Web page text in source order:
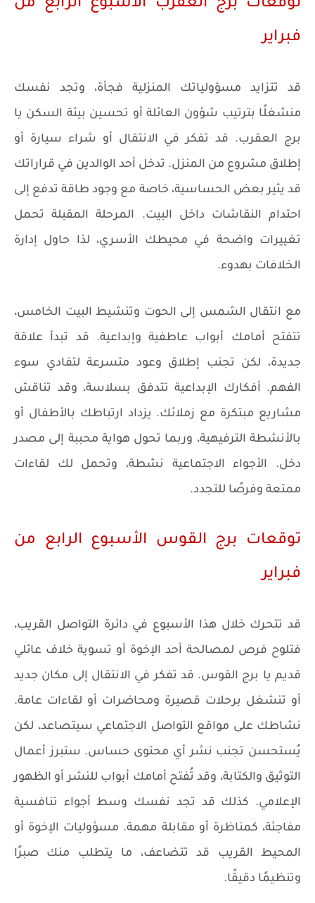
توقعات برج العقرب الأسبوع الرابع من
فبراير
قد تتزايد مسؤولياتك المنزلية فجأة، وتجد نفسك
منشغلًا بترتيب شؤون العائلة أو تحسين بيئة السكن يا
برج العقرب. قد تفكر في الانتقال أو شراء سيارة أو
إطلاق مشروع من المنزل. تدخل أحد الوالدين في قراراتك
قد يثير بعض الحساسية، خاصة مع وجود طاقة تدفع إلى
احتدام النقاشات داخل البيت. المرحلة المقبلة تحمل
تغييرات واضحة في محيطك الأسري، لذا حاول إدارة
الخلافات بهدوء.
مع انتقال الشمس إلى الحوت وتنشيط البيت الخامس،
تتفتح أمامك أبواب عاطفية وإبداعية. قد تبدأ علاقة
جديدة، لكن تجنب إطلاق وعود متسرعة لتفادي سوء
الفهم. أفكارك الإبداعية تتدفق بسلاسة، وقد تناقش
مشاريع مبتكرة مع زملائك. يزداد ارتباطك بالأطفال أو
بالأنشطة الترفيهية، وربما تحول هواية محببة إلى مصدر
دخل. الأجواء الاجتماعية نشطة، وتحمل لك لقاءات
ممتعة وفرصًا للتجدد.
توقعات برج القوس الأسبوع الرابع من
فبراير
قد تتحرك خلال هذا الأسبوع في دائرة التواصل القريب،
فتلوح فرص لمصالحة أحد الإخوة أو تسوية خلاف عائلي
قديم يا برج القوس. قد تفكر في الانتقال إلى مكان جديد
أو تنشغل برحلات قصيرة ومحاضرات أو لقاءات عامة.
نشاطك على مواقع التواصل الاجتماعي سيتصاعد، لكن
يُستحسن تجنب نشر أي محتوى حساس. ستبرز أعمال
التوثيق والكتابة، وقد تُفتح أمامك أبواب للنشر أو الظهور
الإعلامي. كذلك قد تجد نفسك وسط أجواء تنافسية
مفاجئة، كمناظرة أو مقابلة مهمة. مسؤوليات الإخوة أو
المحيط القريب قد تتضاعف، ما يتطلب منك صبرًا
وتنظيمًا دقيقًا.